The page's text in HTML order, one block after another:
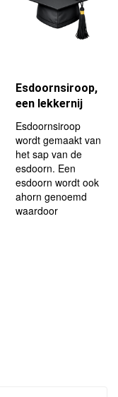
Esdoornsiroop,
een lekkernij
Esdoornsiroop
wordt gemaakt van
het sap van de
esdoorn. Een
esdoorn wordt ook
ahorn genoemd
waardoor